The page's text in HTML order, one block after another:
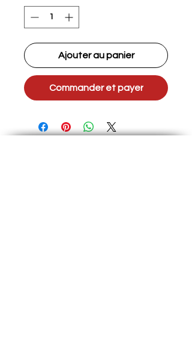
Ajouter au panier
Commander et payer